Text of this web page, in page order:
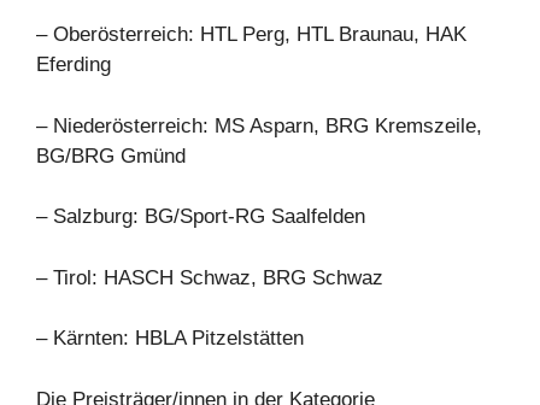
– Oberösterreich: HTL Perg, HTL Braunau, HAK
Eferding
– Niederösterreich: MS Asparn, BRG Kremszeile,
BG/BRG Gmünd
– Salzburg: BG/Sport-RG Saalfelden
– Tirol: HASCH Schwaz, BRG Schwaz
– Kärnten: HBLA Pitzelstätten
Die Preisträger/innen in der Kategorie